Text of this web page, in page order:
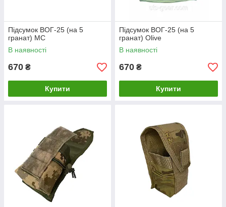
Підсумок ВОГ-25 (на 5
гранат) MC
В наявності
670 ₴
Купити
Підсумок ВОГ-25 (на 5
гранат) Olive
В наявності
670 ₴
Купити